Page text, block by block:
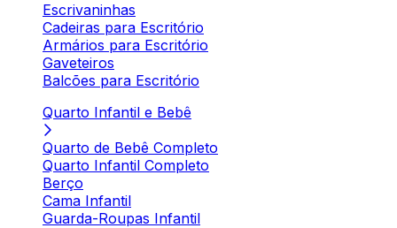
Escrivaninhas
Cadeiras para Escritório
Armários para Escritório
Gaveteiros
Balcões para Escritório
Quarto Infantil e Bebê
Quarto de Bebê Completo
Quarto Infantil Completo
Berço
Cama Infantil
Guarda-Roupas Infantil